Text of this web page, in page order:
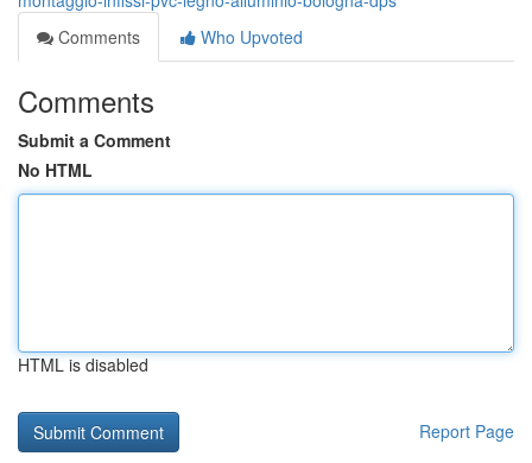
Comments
Who Upvoted
Comments
Submit a Comment
No HTML
HTML is disabled
Report Page